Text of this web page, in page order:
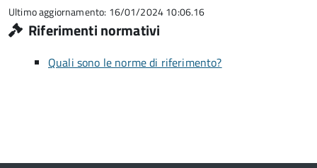
5
Ultimo aggiornamento: 16/01/2024 10:06.16
Riferimenti normativi
Quali sono le norme di riferimento?